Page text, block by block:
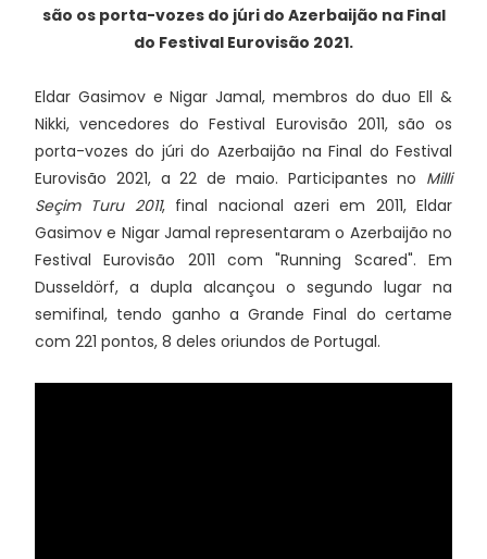
são os porta-vozes do júri do Azerbaijão na Final
do Festival Eurovisão 2021.
Eldar Gasimov e Nigar Jamal, membros do duo Ell &
Nikki, vencedores do Festival Eurovisão 2011, são os
porta-vozes do júri do Azerbaijão na Final do Festival
Eurovisão 2021, a 22 de maio. Participantes no Milli
Seçim Turu 2011, final nacional azeri em 2011, Eldar
Gasimov e Nigar Jamal representaram o Azerbaijão no
Festival Eurovisão 2011 com "Running Scared". Em
Dusseldörf, a dupla alcançou o segundo lugar na
semifinal, tendo ganho a Grande Final do certame
com 221 pontos, 8 deles oriundos de Portugal.